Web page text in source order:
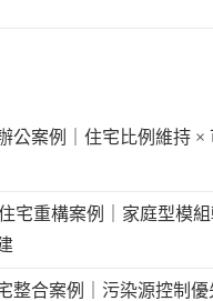
公案例｜住宅比例維持 ×
宅重構案例｜家庭型模
整合案例｜污染源控制優